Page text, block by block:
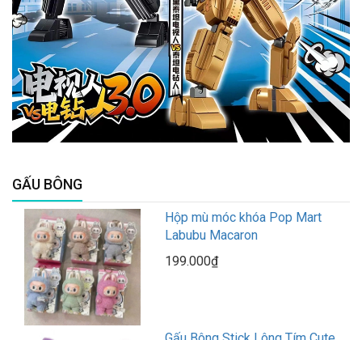
GẤU BÔNG
Hộp mù móc khóa Pop Mart
Labubu Macaron
199.000₫